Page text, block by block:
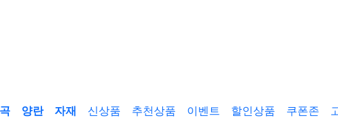
양란 자재 신상품 추천상품 이벤트 할인상품 쿠폰존